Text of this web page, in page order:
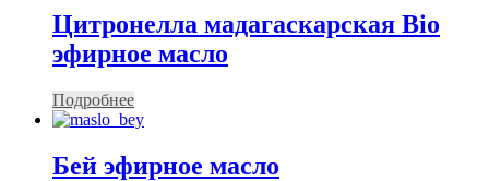
Цитронелла мадагаскарская Bio
эфирное масло
Подробнее
Бей эфирное масло